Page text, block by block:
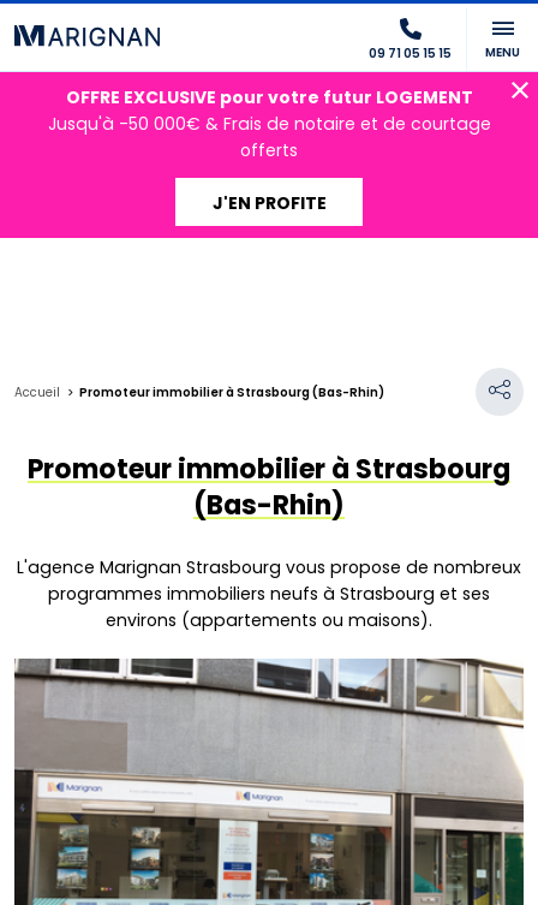
09 71 05 15 15 MENU
OFFRE EXCLUSIVE pour votre futur LOGEMENT
Jusqu'à -50 000€ & Frais de notaire et de courtage
offerts
J'EN PROFITE
Accueil Promoteur immobilier à Strasbourg (Bas-Rhin)
Promoteur immobilier à Strasbourg
(Bas-Rhin)
L'agence Marignan Strasbourg vous propose de nombreux
programmes immobiliers neufs à Strasbourg et ses
environs (appartements ou maisons).